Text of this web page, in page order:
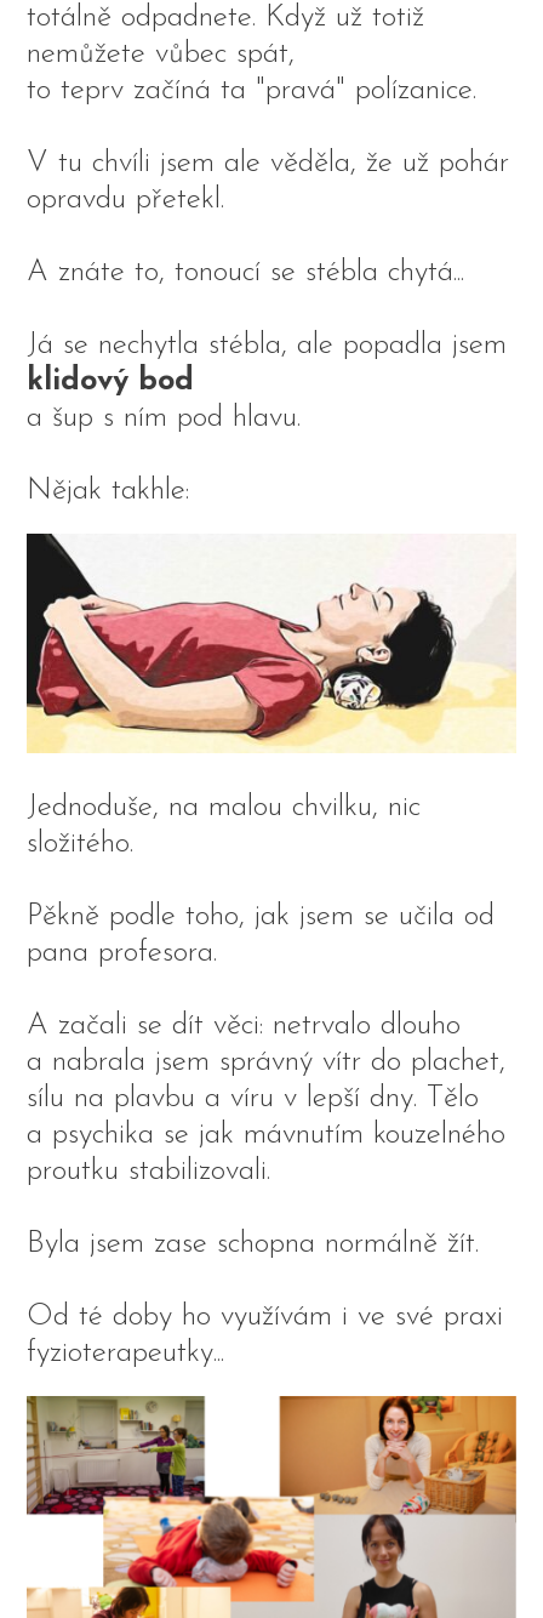
totálně odpadnete. Když už totiž
nemůžete vůbec spát,
to teprv začíná ta "pravá" polízanice.
V tu chvíli jsem ale věděla, že už pohár
opravdu přetekl.
A znáte to, tonoucí se stébla chytá...
Já se nechytla stébla, ale popadla jsem
klidový bod
a šup s ním pod hlavu.
Nějak takhle:
Jednoduše, na malou chvilku, nic
složitého.
Pěkně podle toho, jak jsem se učila od
pana profesora.
A začali se dít věci: netrvalo dlouho
a nabrala jsem správný vítr do plachet,
sílu na plavbu a víru v lepší dny. Tělo
a psychika se jak mávnutím kouzelného
proutku stabilizovali.
Byla jsem zase schopna normálně žít.
Od té doby ho využívám i ve své praxi
fyzioterapeutky...